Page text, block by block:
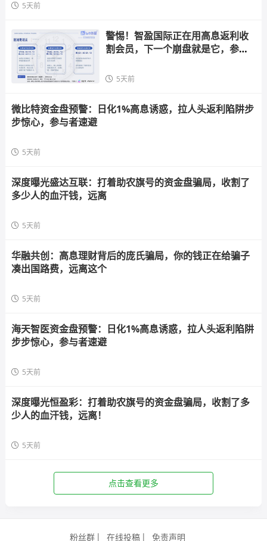
5天前
警惕！智盈国际正在用高息返利收
割会员，下一个崩盘就是它，参与
5天前
微比特资金盘预警：日化1%高息诱惑，拉人头返利陷阱步
步惊心，参与者速避
5天前
深度曝光盛达互联：打着助农旗号的资金盘骗局，收割了
多少人的血汗钱，远离
5天前
华融共创：高息理财背后的庞氏骗局，你的钱正在给骗子
凑出国路费，远离这个
5天前
海天智医资金盘预警：日化1%高息诱惑，拉人头返利陷阱
步步惊心，参与者速避
5天前
深度曝光恒盈彩：打着助农旗号的资金盘骗局，收割了多
少人的血汗钱，远离！
5天前
点击查看更多
粉丝群 在线投稿 免责声明